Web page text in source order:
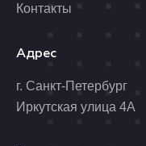
Контакты
Адрес
г. Санкт-Петербург
Иркутская улица 4А